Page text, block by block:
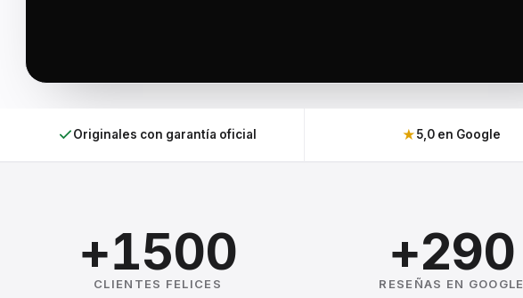
Originales con garantía oficial ★5,0 en Google
+1500
CLIENTES FELICES
+290
RESEÑAS EN GOOGLE